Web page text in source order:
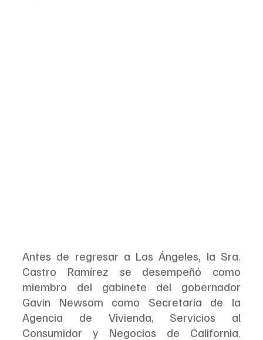
Antes de regresar a Los Ángeles, la Sra.
Castro Ramírez se desempeñó como
miembro del gabinete del gobernador
Gavin Newsom como Secretaria de la
Agencia de Vivienda, Servicios al
Consumidor y Negocios de California.